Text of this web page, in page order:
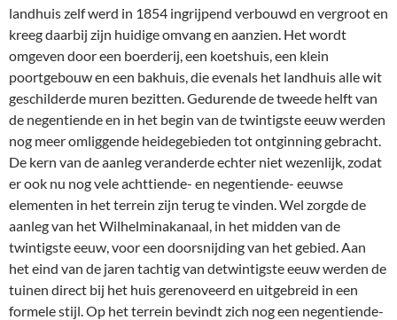
landhuis zelf werd in 1854 ingrijpend verbouwd en vergroot en
kreeg daarbij zijn huidige omvang en aanzien. Het wordt
omgeven door een boerderij, een koetshuis, een klein
poortgebouw en een bakhuis, die evenals het landhuis alle wit
geschilderde muren bezitten. Gedurende de tweede helft van
de negentiende en in het begin van de twintigste eeuw werden
nog meer omliggende heidegebieden tot ontginning gebracht.
De kern van de aanleg veranderde echter niet wezenlijk, zodat
er ook nu nog vele achttiende- en negentiende- eeuwse
elementen in het terrein zijn terug te vinden. Wel zorgde de
aanleg van het Wilhelminakanaal, in het midden van de
twintigste eeuw, voor een doorsnijding van het gebied. Aan
het eind van de jaren tachtig van detwintigste eeuw werden de
tuinen direct bij het huis gerenoveerd en uitgebreid in een
formele stijl. Op het terrein bevindt zich nog een negentiende-